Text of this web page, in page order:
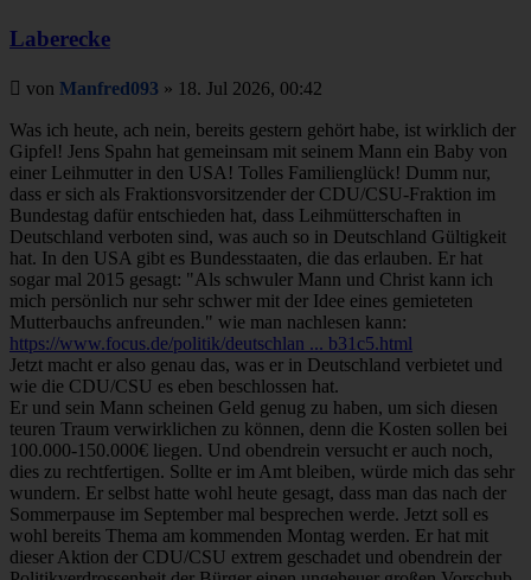
Laberecke
Beitrag
von Manfred093 » 18. Jul 2026, 00:42
Was ich heute, ach nein, bereits gestern gehört habe, ist wirklich der
Gipfel! Jens Spahn hat gemeinsam mit seinem Mann ein Baby von
einer Leihmutter in den USA! Tolles Familienglück! Dumm nur,
dass er sich als Fraktionsvorsitzender der CDU/CSU-Fraktion im
Bundestag dafür entschieden hat, dass Leihmütterschaften in
Deutschland verboten sind, was auch so in Deutschland Gültigkeit
hat. In den USA gibt es Bundesstaaten, die das erlauben. Er hat
sogar mal 2015 gesagt: "Als schwuler Mann und Christ kann ich
mich persönlich nur sehr schwer mit der Idee eines gemieteten
Mutterbauchs anfreunden." wie man nachlesen kann:
https://www.focus.de/politik/deutschlan ... b31c5.html
Jetzt macht er also genau das, was er in Deutschland verbietet und
wie die CDU/CSU es eben beschlossen hat.
Er und sein Mann scheinen Geld genug zu haben, um sich diesen
teuren Traum verwirklichen zu können, denn die Kosten sollen bei
100.000-150.000€ liegen. Und obendrein versucht er auch noch,
dies zu rechtfertigen. Sollte er im Amt bleiben, würde mich das sehr
wundern. Er selbst hatte wohl heute gesagt, dass man das nach der
Sommerpause im September mal besprechen werde. Jetzt soll es
wohl bereits Thema am kommenden Montag werden. Er hat mit
dieser Aktion der CDU/CSU extrem geschadet und obendrein der